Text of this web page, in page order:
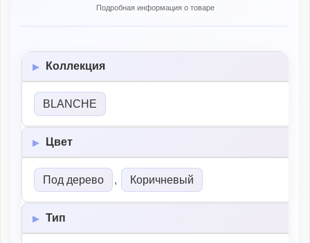
Подробная информация о товаре
Коллекция
BLANCHE
Цвет
Под дерево , Коричневый
Тип